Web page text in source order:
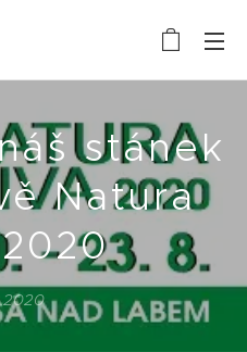
stánek
Natura